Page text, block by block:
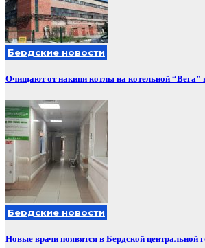
Бердские новости
Очищают от накипи котлы на котельной “Вега”
Бердские новости
Новые врачи появятся в Бердской центральной